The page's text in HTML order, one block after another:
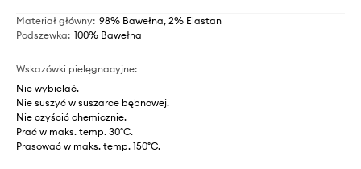
Materiał główny: 98% Bawełna, 2% Elastan
Podszewka: 100% Bawełna
Wskazówki pielęgnacyjne:
Nie wybielać.
Nie suszyć w suszarce bębnowej.
Nie czyścić chemicznie.
Prać w maks. temp. 30°C.
Prasować w maks. temp. 150°C.